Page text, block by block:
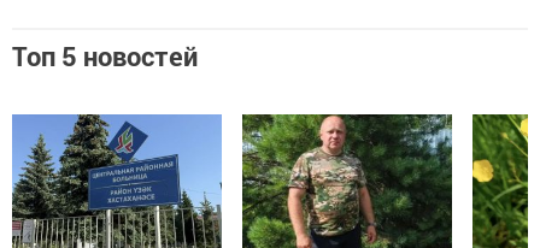
Топ 5 новостей